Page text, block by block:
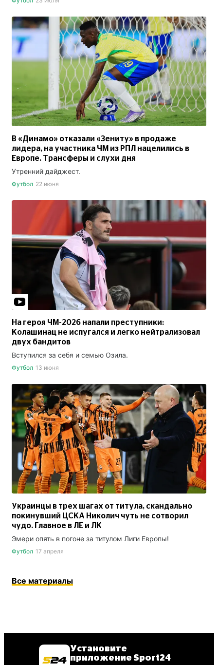
В «Динамо» отказали «Зениту» в продаже
лидера, на участника ЧМ из РПЛ нацелились в
Европе. Трансферы и слухи дня
Утренний дайджест.
Футбол 22 июня
На героя ЧМ-2026 напали преступники:
Колашинац не испугался и легко нейтрализовал
двух бандитов
Вступился за себя и семью Озила.
Футбол 13 июня
Украинцы в трех шагах от титула, скандально
покинувший ЦСКА Николич чуть не сотворил
чудо. Главное в ЛЕ и ЛК
Эмери опять в погоне за титулом Лиги Европы!
Футбол 17 апреля
Все материалы
Установите
приложение Sport24